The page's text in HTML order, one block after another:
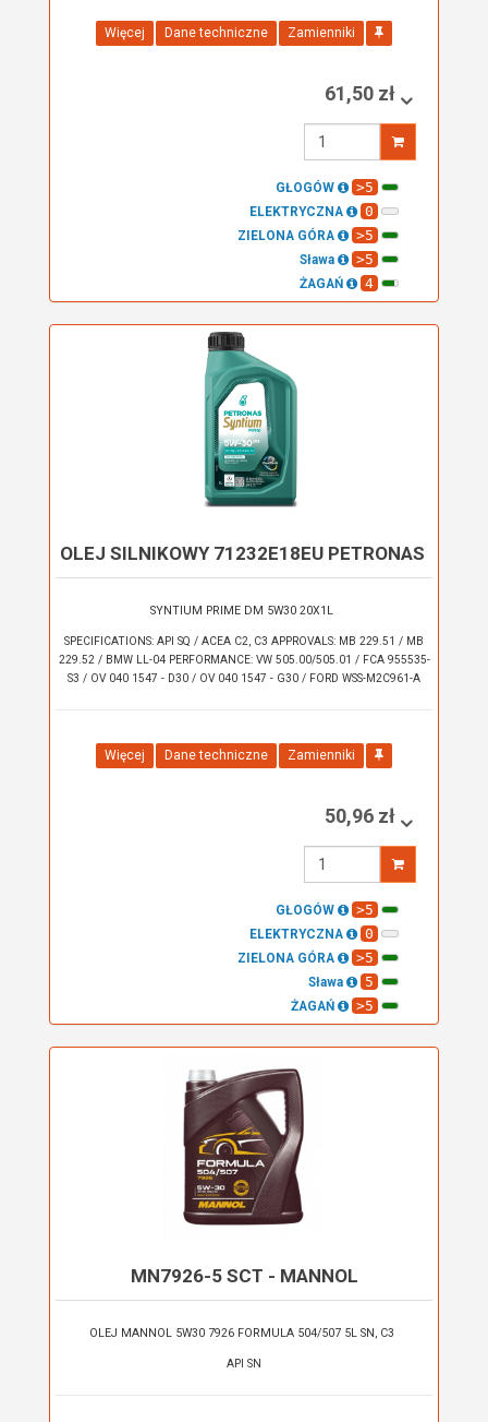
Więcej Dane techniczne Zamienniki
61,50 zł
GŁOGÓW >5
ELEKTRYCZNA 0
ZIELONA GÓRA >5
Sława >5
ŻAGAŃ 4
OLEJ SILNIKOWY 71232E18EU PETRONAS
SYNTIUM PRIME DM 5W30 20X1L
SPECIFICATIONS: API SQ / ACEA C2, C3 APPROVALS: MB 229.51 / MB
229.52 / BMW LL-04 PERFORMANCE: VW 505.00/505.01 / FCA 955535-
S3 / OV 040 1547 - D30 / OV 040 1547 - G30 / FORD WSS-M2C961-A
Więcej Dane techniczne Zamienniki
50,96 zł
GŁOGÓW >5
ELEKTRYCZNA 0
ZIELONA GÓRA >5
Sława 5
ŻAGAŃ >5
MN7926-5 SCT - MANNOL
OLEJ MANNOL 5W30 7926 FORMULA 504/507 5L SN, C3
API SN